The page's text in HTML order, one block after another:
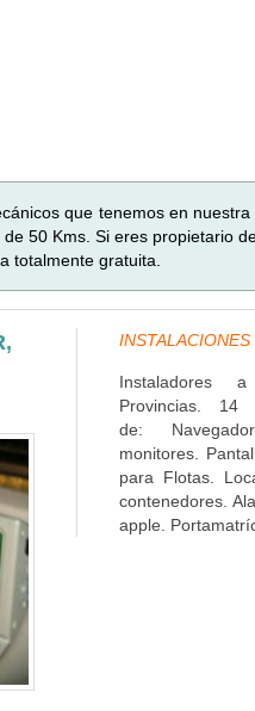
que tenemos en
50 Kms. Si eres propietario
totalmente gratuita.
Instaladores
Provincias. 14
de:
monitores.
para Flotas.
contenedores.
apple.